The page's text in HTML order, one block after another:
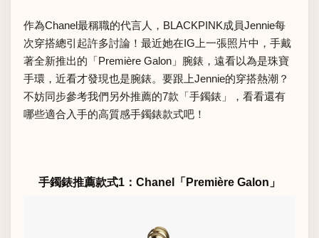
作為Chanel最稱職的代言人，BLACKPINK成員Jennie每
次穿搭總引起許多討論！最近她在IG上一張照片中，手戴
著全新推出的「Première Galon」腕錶，遠看以為是珠寶
手環，近看才發現也是腕錶。要跟上Jennie的穿搭熱潮？
不妨同步參考我們另外推薦的7款「手鐲錶」，看看還有
哪些適合入手的高質感手鐲錶款式吧！
手鐲錶推薦款式1：Chanel「Première Galon」